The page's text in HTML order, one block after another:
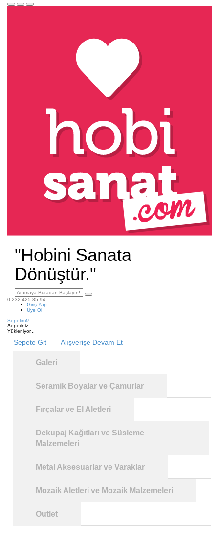
"Hobini Sanata
Dönüştür."
0 232 425 85 94
Giriş Yap
Üye Ol
Sepetim0
Sepetiniz
Yükleniyor...
Sepete Git Alışverişe Devam Et
Galeri
Seramik Boyalar ve Çamurlar
Fırçalar ve El Aletleri
Dekupaj Kağıtları ve Süsleme
Malzemeleri
Metal Aksesuarlar ve Varaklar
Mozaik Aletleri ve Mozaik Malzemeleri
Outlet